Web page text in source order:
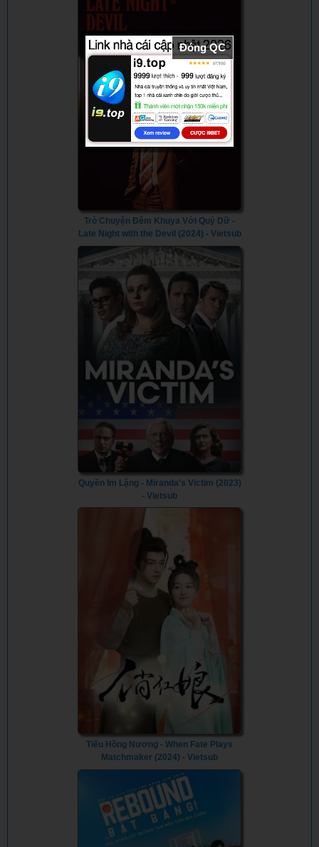
Trò Chuyện Đêm Khuya Với Quỷ Dữ -
Late Night with the Devil (2024) - Vietsub
Quyền Im Lặng - Miranda's Victim (2023)
- Vietsub
Tiếu Hồng Nương - When Fate Plays
Matchmaker (2024) - Vietsub
Đóng QC